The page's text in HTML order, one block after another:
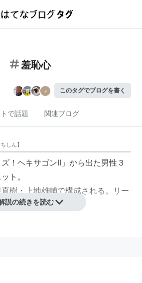
羞恥心
このタグでブログを書く
で話題 関連ブログ
しん】
ズ！ヘキサゴンII 」から出た男性３
ト。
樹・上地雄輔で構成される。リー
あるつるの。
の問題文文中の「羞恥心」
説の続きを読む